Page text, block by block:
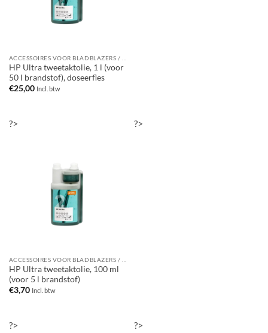
HP Ultra tweetaktolie, 1 l (voor
50 l brandstof), doseerfles
€25,00 Incl. btw
?>
HP Ultra tweetaktolie, 100 ml
(voor 5 l brandstof)
€3,70 Incl. btw
?>
?> ?>